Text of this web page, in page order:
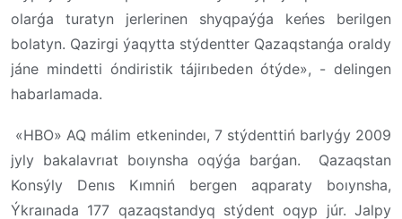
olarǵa turatyn jerlerinen shyqpaýǵa keńes berilgen
bolatyn. Qazirgi ýaqytta stýdentter Qazaqstanǵa oraldy
jáne mindetti óndiristik tájirıbeden ótýde», - delingen
habarlamada.
«HBO» AQ málim etkenindeı, 7 stýdenttiń barlyǵy 2009
jyly bakalavrıat boıynsha oqýǵa barǵan. Qazaqstan
Konsýly Denıs Kımniń bergen aqparaty boıynsha,
Ýkraınada 177 qazaqstandyq stýdent oqyp júr. Jalpy